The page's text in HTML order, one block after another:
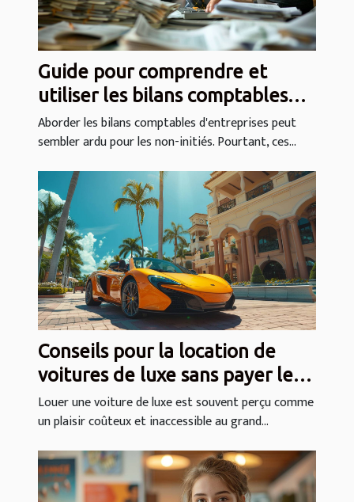
Guide pour comprendre et
utiliser les bilans comptables
d'entreprises
Aborder les bilans comptables d'entreprises peut
sembler ardu pour les non-initiés. Pourtant, ces...
Conseils pour la location de
voitures de luxe sans payer le
prix fort
Louer une voiture de luxe est souvent perçu comme
un plaisir coûteux et inaccessible au grand...